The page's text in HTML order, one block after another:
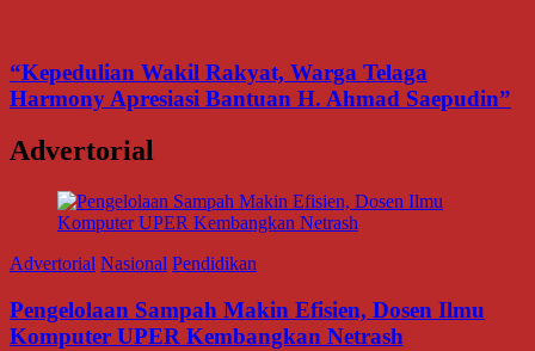
“Kepedulian Wakil Rakyat, Warga Telaga
Harmony Apresiasi Bantuan H. Ahmad Saepudin”
Advertorial
Advertorial Nasional Pendidikan
Pengelolaan Sampah Makin Efisien, Dosen Ilmu
Komputer UPER Kembangkan Netrash